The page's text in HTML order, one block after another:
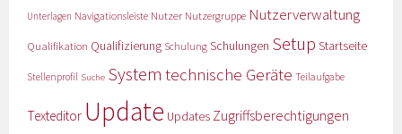
Unterlagen Navigationsleiste Nutzer Nutzergruppe Nutzerverwaltung
Qualifikation Qualifizierung Schulung Schulungen Setup Startseite
Stellenprofil Suche System technische Geräte Teilaufgabe
Texteditor Update Updates Zugriffsberechtigungen